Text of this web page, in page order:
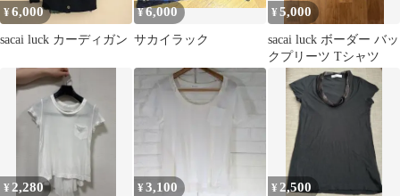
¥6,000
sacai luck カーディガン
¥6,000
サカイラック
¥5,000
sacai luck ボーダー バッ
クプリーツ Tシャツ
¥ 2,280 ¥3,100 ¥ 2,500